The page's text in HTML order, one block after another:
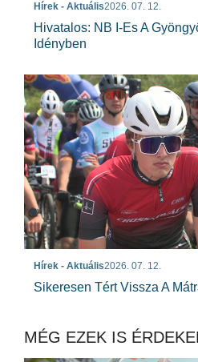
Hírek - Aktuális2026. 07. 12.
Hivatalos: NB I-Es A
Idényben
Hírek - Aktuális2026. 07. 12.
Sikeresen Tért Vissza A
MÉG EZEK IS